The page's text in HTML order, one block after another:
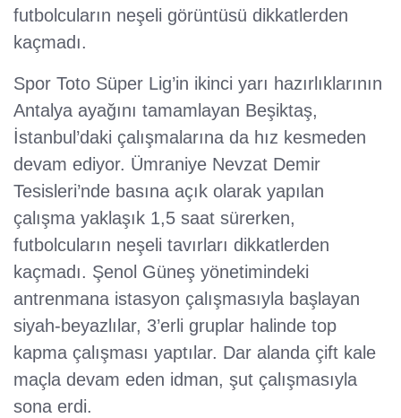
futbolcuların neşeli görüntüsü dikkatlerden
kaçmadı.
Spor Toto Süper Lig’in ikinci yarı hazırlıklarının
Antalya ayağını tamamlayan Beşiktaş,
İstanbul’daki çalışmalarına da hız kesmeden
devam ediyor. Ümraniye Nevzat Demir
Tesisleri’nde basına açık olarak yapılan
çalışma yaklaşık 1,5 saat sürerken,
futbolcuların neşeli tavırları dikkatlerden
kaçmadı. Şenol Güneş yönetimindeki
antrenmana istasyon çalışmasıyla başlayan
siyah-beyazlılar, 3’erli gruplar halinde top
kapma çalışması yaptılar. Dar alanda çift kale
maçla devam eden idman, şut çalışmasıyla
sona erdi.